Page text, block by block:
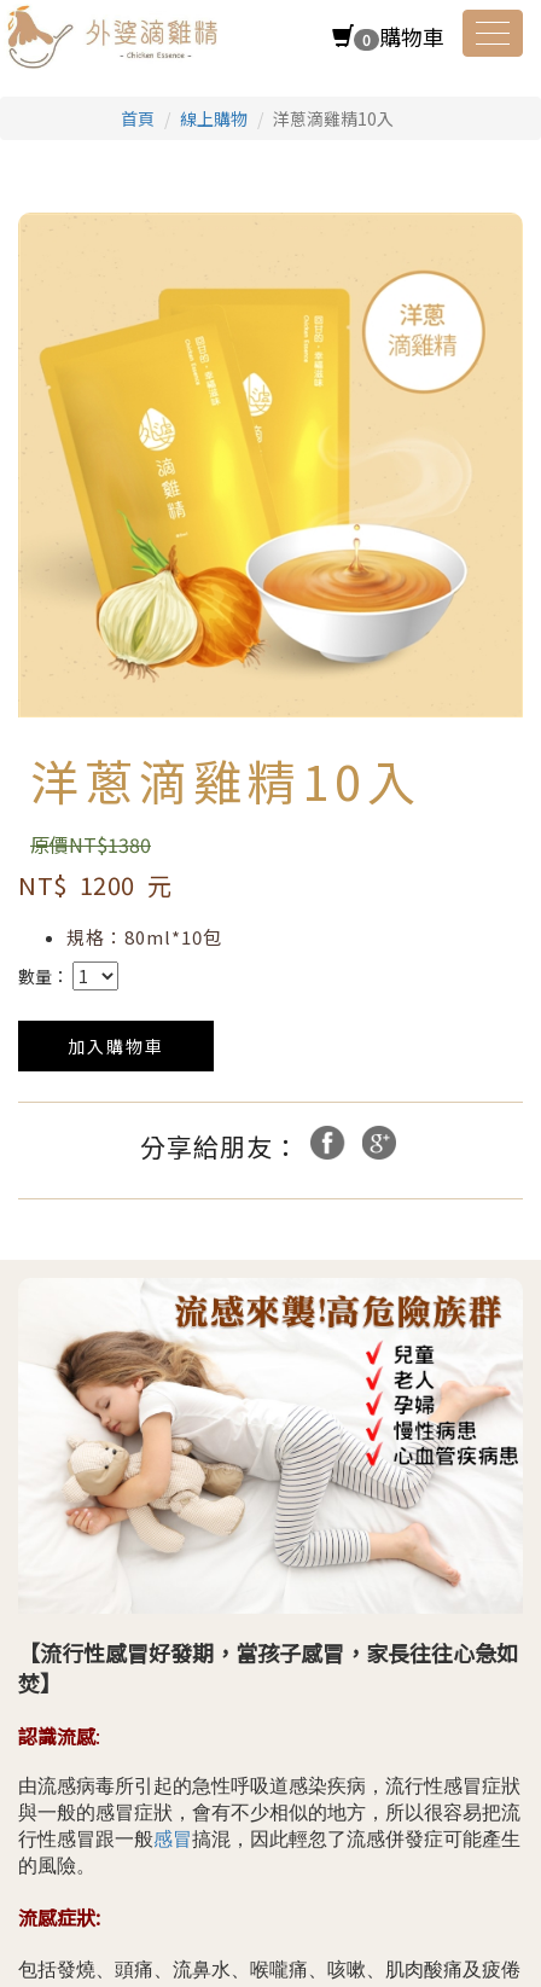
0 購物車
首頁 線上購物 洋蔥滴雞精10入
洋蔥滴雞精10入
原價NT$1380
NT$ 1200 元
規格：80ml*10包
數量：
加入購物車
分享給朋友：
【流行性感冒好發期，當孩子感冒，家長往往心急如
焚】
認識流感:
由流感病毒所引起的急性呼吸道感染疾病，流行性感冒症狀
與一般的感冒症狀，會有不少相似的地方，所以很容易把流
行性感冒跟一般感冒搞混，因此輕忽了流感併發症可能產生
的風險。
流感症狀:
包括發燒、頭痛、流鼻水、喉嚨痛、咳嗽、肌肉酸痛及疲倦